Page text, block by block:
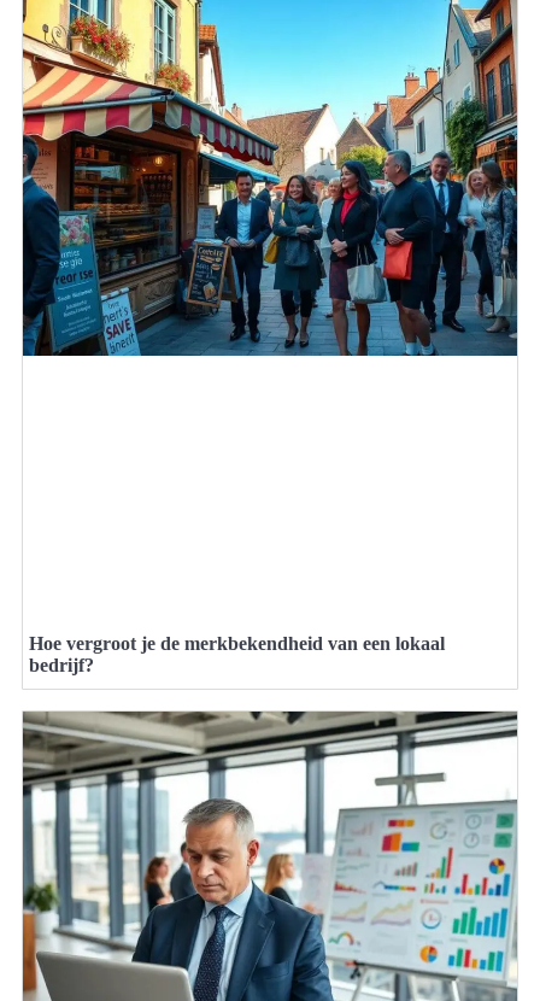
Hoe vergroot je de merkbekendheid van een lokaal
bedrijf?